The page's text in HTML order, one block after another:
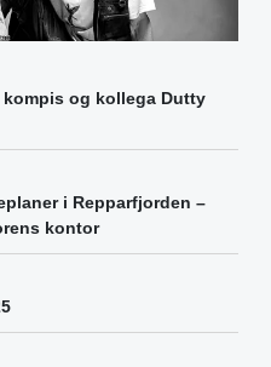
og kollega Dutty
i Repparfjorden –
kontor